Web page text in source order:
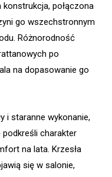
połączona
go wszechstronnym
Różnorodność
po
na dopasowanie go
i staranne wykonanie,
charakter
na lata. Krzesła
się w salonie,